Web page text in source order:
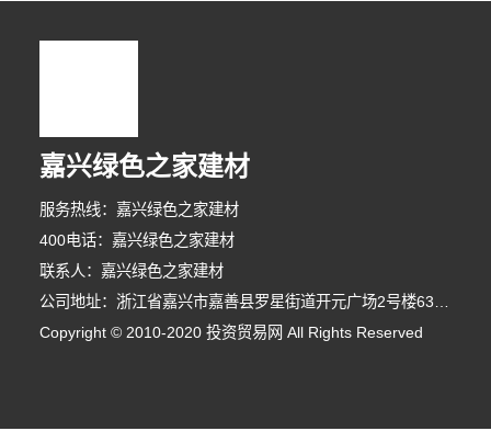
嘉兴绿色之家建材
服务热线：嘉兴绿色之家建材
400电话：嘉兴绿色之家建材
联系人：嘉兴绿色之家建材
Copyright © 2010-2020 投资贸易网 All Rights Reserved
10分钟前 吴先生 正在咨询